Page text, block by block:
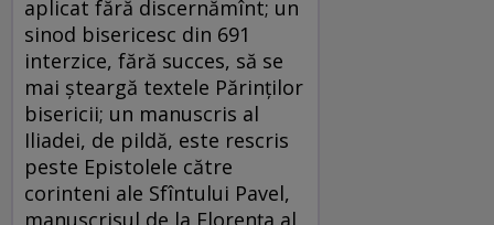
aplicat fără discernămînt; un
sinod bisericesc din 691
interzice, fără succes, să se
mai şteargă textele Părinţilor
bisericii; un manuscris al
Iliadei, de pildă, este rescris
peste Epistolele către
corinteni ale Sfîntului Pavel,